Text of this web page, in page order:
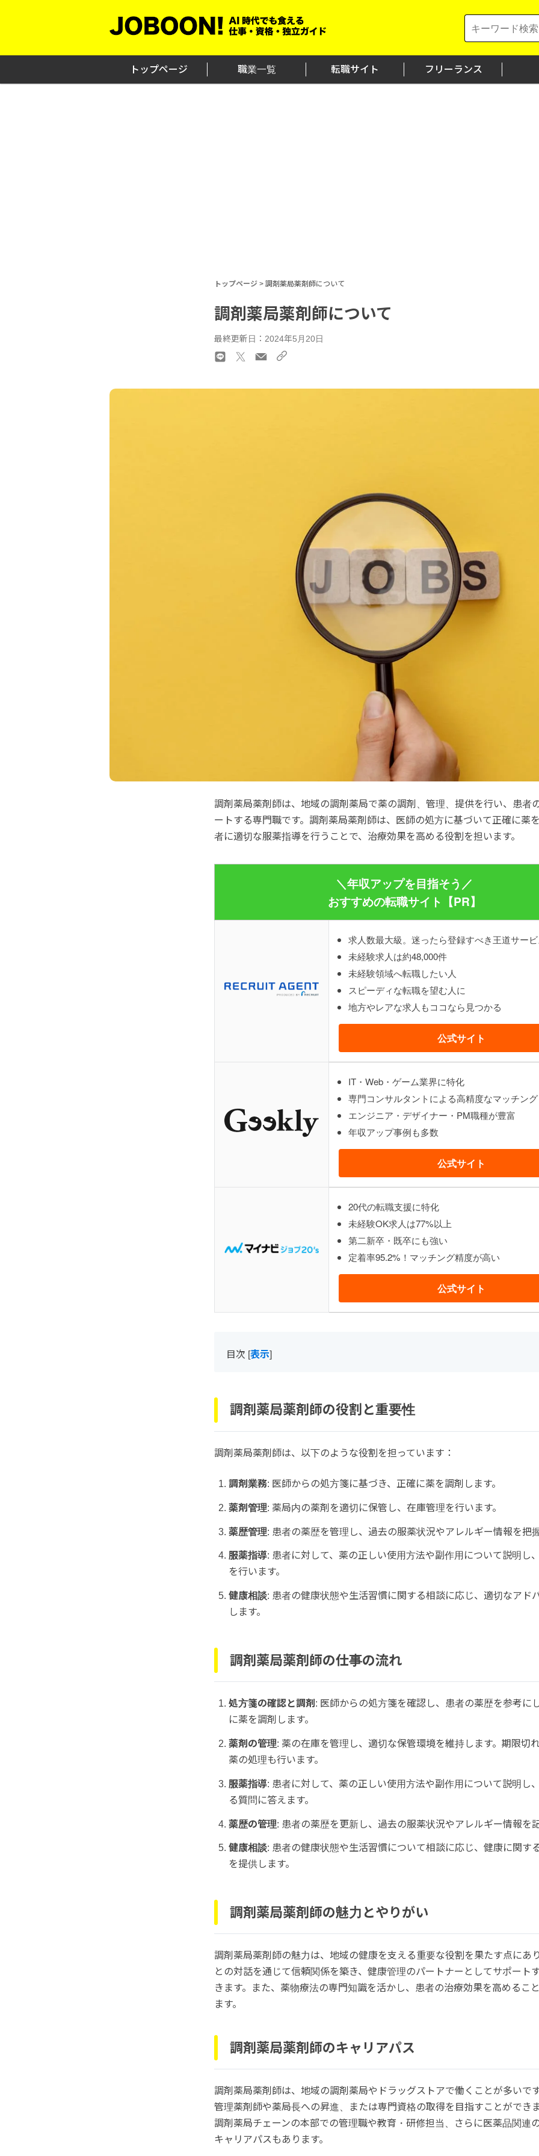
for:
トップページ 職業一覧 転職サイト フリーランス
トップページ > 調剤薬局薬剤師について
調剤薬局薬剤師について
最終更新日：2024年5月20日
調剤薬局薬剤師は、地域の調剤薬局で薬の調剤、管理、提供を行い、患者
ートする専門職です。調剤薬局薬剤師は、医師の処方に基づいて正確に薬
者に適切な服薬指導を行うことで、治療効果を高める役割を担います。
＼年収アップを目指そう／
おすすめの転職サイト【PR】
求人数最大級。迷ったら登録すべき王道サービ
未経験求人は約48,000件
未経験領域へ転職したい人
スピーディな転職を望む人に
地方やレアな求人もココなら見つかる
公式サイト
IT・Web・ゲーム業界に特化
専門コンサルタントによる高精度なマッチング
エンジニア・デザイナー・PM職種が豊富
年収アップ事例も多数
公式サイト
20代の転職支援に特化
未経験OK求人は77%以上
第二新卒・既卒にも強い
定着率95.2%！マッチング精度が高い
公式サイト
目次 [表示]
調剤薬局薬剤師の役割と重要性
調剤薬局薬剤師は、以下のような役割を担っています：
調剤業務: 医師からの処方箋に基づき、正確に薬を調剤します。
薬剤管理: 薬局内の薬剤を適切に保管し、在庫管理を行います。
薬歴管理: 患者の薬歴を管理し、過去の服薬状況やアレルギー情報を把握
服薬指導: 患者に対して、薬の正しい使用方法や副作用について説明し
を行います。
健康相談: 患者の健康状態や生活習慣に関する相談に応じ、適切なアド
します。
調剤薬局薬剤師の仕事の流れ
処方箋の確認と調剤 : 医師からの処方箋を確認し、患者の薬歴を参考に
に薬を調剤します。
薬剤の管理: 薬の在庫を管理し、適切な保管環境を維持します。期限切
薬の処理も行います。
服薬指導: 患者に対して、薬の正しい使用方法や副作用について説明し
る質問に答えます。
薬歴の管理: 患者の薬歴を更新し、過去の服薬状況やアレルギー情報を記
健康相談: 患者の健康状態や生活習慣について相談に応じ、健康に関す
を提供します。
調剤薬局薬剤師の魅力とやりがい
調剤薬局薬剤師の魅力は、地域の健康を支える重要な役割を果たす点にあ
との対話を通じて信頼関係を築き、健康管理のパートナーとしてサポート
きます。また、薬物療法の専門知識を活かし、患者の治療効果を高めるこ
ます。
調剤薬局薬剤師のキャリアパス
調剤薬局薬剤師は、地域の調剤薬局やドラッグストアで働くことが多いです
管理薬剤師や薬局長への昇進、または専門資格の取得を目指すことができま
調剤薬局チェーンの本部での管理職や教育・研修担当、さらに医薬品関連
キャリアパスもあります。